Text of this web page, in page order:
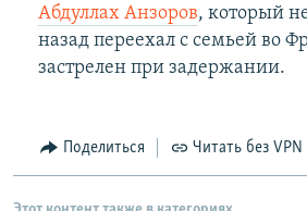
Абдуллах Анзоров, который
назад переехал с семьей во
застрелен при задержании.
Поделиться Читать без VPN